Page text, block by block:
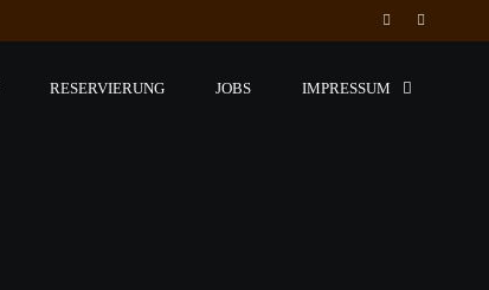
RESERVIERUNG JOBS IMPRESSUM